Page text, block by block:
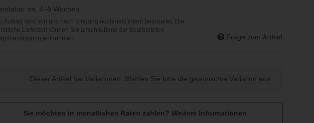
ca. 4–6 Wochen
Frage zum Artikel
Dieser Artikel hat Variationen. Wählen Sie bitte die gewünschte Variation aus.
Sie möchten in monatlichen Raten zahlen? Weitere Informationen